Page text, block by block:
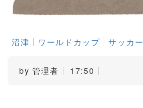
沼津 ワールドカップ サッカー
by 管理者 17:50